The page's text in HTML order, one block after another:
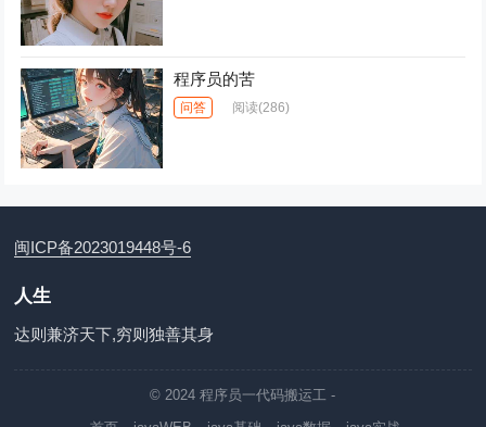
程序员的苦
问答 阅读(286)
闽ICP备2023019448号-6
人生
达则兼济天下,穷则独善其身
© 2024程序员一代码搬运工 -